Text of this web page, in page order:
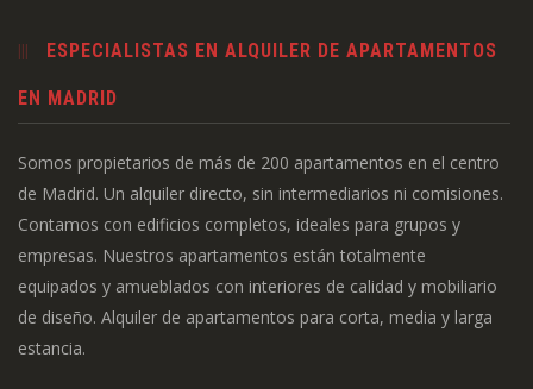
ESPECIALISTAS EN ALQUILER DE APARTAMENTOS
EN MADRID
Somos propietarios de más de 200 apartamentos en el centro
de Madrid. Un alquiler directo, sin intermediarios ni comisiones.
Contamos con edificios completos, ideales para grupos y
empresas. Nuestros apartamentos están totalmente
equipados y amueblados con interiores de calidad y mobiliario
de diseño. Alquiler de apartamentos para corta, media y larga
estancia.